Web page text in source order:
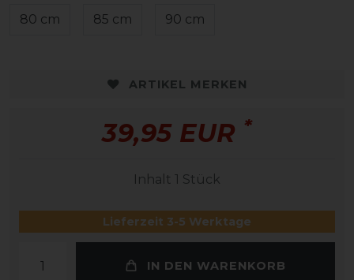
80 cm 85 cm 90 cm
ARTIKEL MERKEN
39,95 EUR *
Inhalt 1 Stück
Lieferzeit 3-5 Werktage
IN DEN WARENKORB